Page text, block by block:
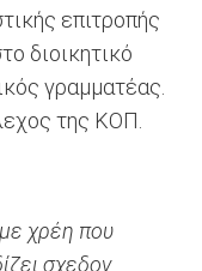
επιτροπής
διοικητικό
γραμματέας.
της ΚΟΠ.
χρέη που
σχεδον